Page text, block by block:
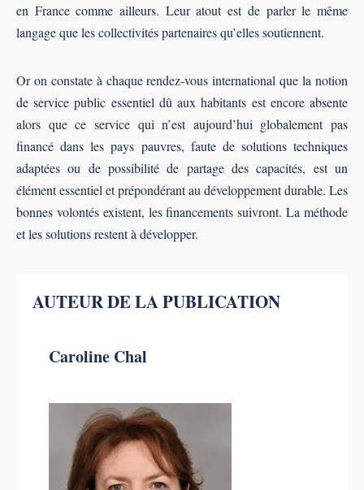
en France comme ailleurs. Leur atout est de parler le même
langage que les collectivités partenaires qu’elles soutiennent.
Or on constate à chaque rendez-vous international que la notion
de service public essentiel dû aux habitants est encore absente
alors que ce service qui n’est aujourd’hui globalement pas
ﬁnancé dans les pays pauvres, faute de solutions techniques
adaptées ou de possibilité de partage des capacités, est un
élément essentiel et prépondérant au développement durable. Les
bonnes volontés existent, les ﬁnancements suivront. La méthode
et les solutions restent à développer.
AUTEUR DE LA PUBLICATION
Caroline Chal